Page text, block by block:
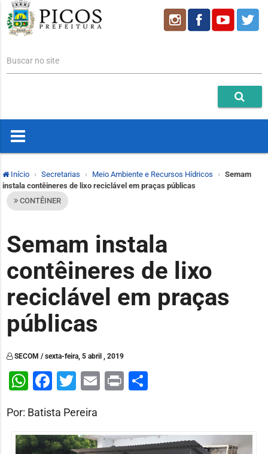
Buscar no site
Início Secretarias Meio Ambiente e Recursos Hídricos
Semam
instala contêineres de lixo reciclável em praças públicas
CONTÊINER
Semam instala
contêineres de lixo
reciclável em praças
públicas
SECOM / sexta-feira, 5 abril , 2019
WhatsApp
Facebook
Twitter
Email
PrintShare
Por: Batista Pereira